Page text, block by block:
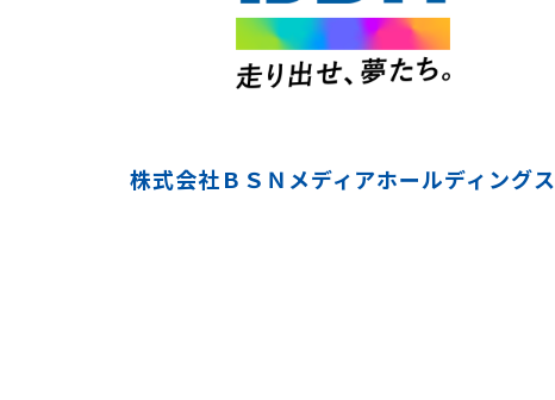
株式会社ＢＳＮメディアホールディングス